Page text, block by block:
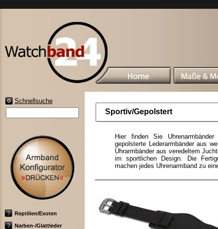
Schnellsuche
Reptilien/Exoten
Narben-/Glattleder
Sportiv/Gepolstert
Hier finden Sie
gepolsterte Lederarmbänder aus
Uhrarmbänder aus veredeltem
im sportlichen Design. Die
machen jedes Uhrenarmband zu